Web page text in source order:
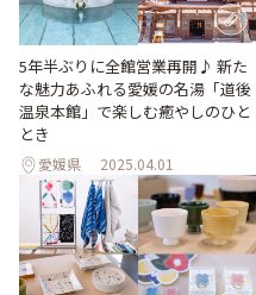
5年半ぶりに全館営業再開♪ 新た
な魅力あふれる愛媛の名湯「道後
温泉本館」で楽しむ癒やしのひと
とき
愛媛県 2025.04.01